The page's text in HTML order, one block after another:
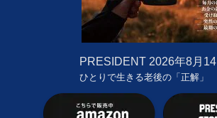
PRESIDENT 2026年8月
ひとりで生きる老後の「正解」